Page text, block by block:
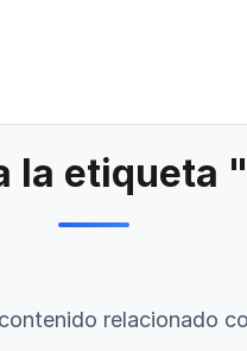
la etiqueta
relacionado